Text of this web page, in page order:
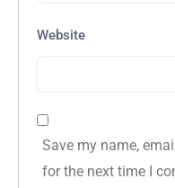
Website
Save my name,
for the next time I